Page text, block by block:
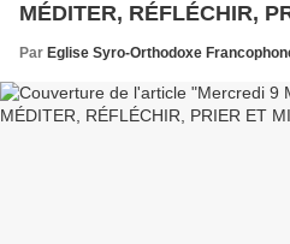
MÉDITER, RÉFLÉCHIR,
Par Eglise Syro-Orthodoxe